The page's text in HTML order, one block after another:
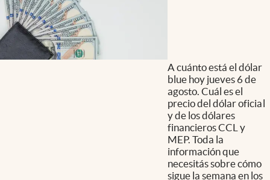
A cuánto está el dólar
blue hoy jueves 6 de
agosto. Cuál es el
precio del dólar oficial
y de los dólares
financieros CCL y
MEP. Toda la
información que
necesitás sobre cómo
sigue la semana en los